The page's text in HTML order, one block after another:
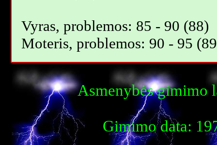
Vyras, problemos: 85 - 90 (88)
Moteris, problemos: 90 - 95
Asmenybės gimimo
Gimimo data: